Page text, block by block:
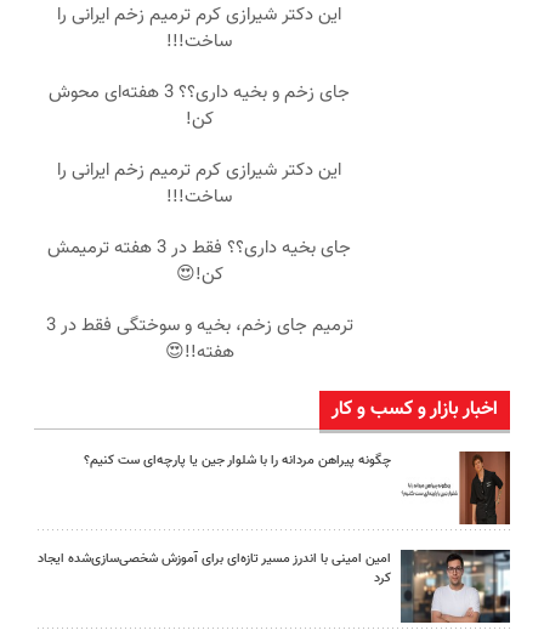
این دکتر شیرازی کرم ترمیم زخم ایرانی را
ساخت!!!
جای زخم و بخیه داری؟؟ 3 هفته‌ای محوش
کن!
این دکتر شیرازی کرم ترمیم زخم ایرانی را
ساخت!!!
جای بخیه داری؟؟ فقط در 3 هفته ترمیمش
کن!😍
ترمیم جای زخم، بخیه و سوختگی فقط در 3
هفته!!😍
اخبار بازار و کسب و کار
چگونه پیراهن مردانه را با شلوار جین یا پارچه‌ای ست کنیم؟
امین امینی با اندرز مسیر تازه‌ای برای آموزش شخصی‌سازی‌شده ایجاد
کرد